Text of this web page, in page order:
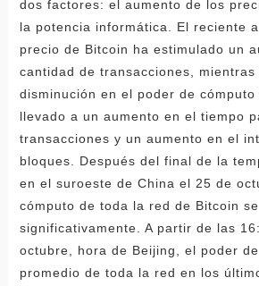
dos factores: el aumento de los
la potencia informática. El reciente
precio de Bitcoin ha estimulado un
cantidad de transacciones, mientras
disminución en el poder de
llevado a un aumento en el tiempo
transacciones y un aumento en el
bloques. Después del final de la
en el suroeste de China el 25 de
cómputo de toda la red de Bitcoin
significativamente. A partir de las
octubre, hora de Beijing, el poder
promedio de toda la red en los